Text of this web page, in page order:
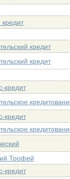
кредит
кредит
кредит
кредит
Трофей
кредит